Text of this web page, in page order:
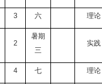
3 六 理论
2
暑期
三
实践
4 七 理论